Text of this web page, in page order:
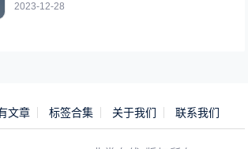
2023-12-28
文章 标签合集 关于我们 联系我们